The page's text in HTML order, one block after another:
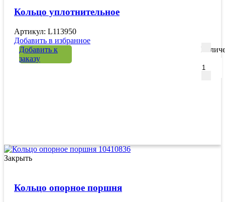
Кольцо уплотнительное
Артикул: L113950
Добавить в избранное
Добавить к
заказу
Закрыть
Кольцо опорное поршня